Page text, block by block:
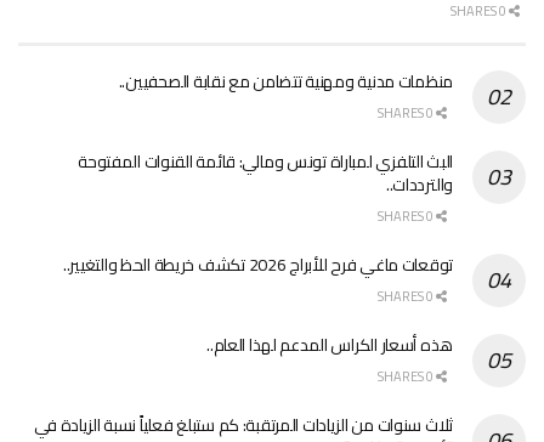
منظمات مدنية ومهنية تتضامن مع نقابة الصحفيين..
البث التلفزي لمباراة تونس ومالي: قائمة القنوات المفتوحة
والترددات..
توقعات ماغي فرح للأبراج 2026 تكشف خريطة الحظ والتغيير..
هذه أسعار الكراس المدعم لهذا العام..
ثلاث سنوات من الزيادات المرتقبة: كم ستبلغ فعلياً نسبة الزيادة في